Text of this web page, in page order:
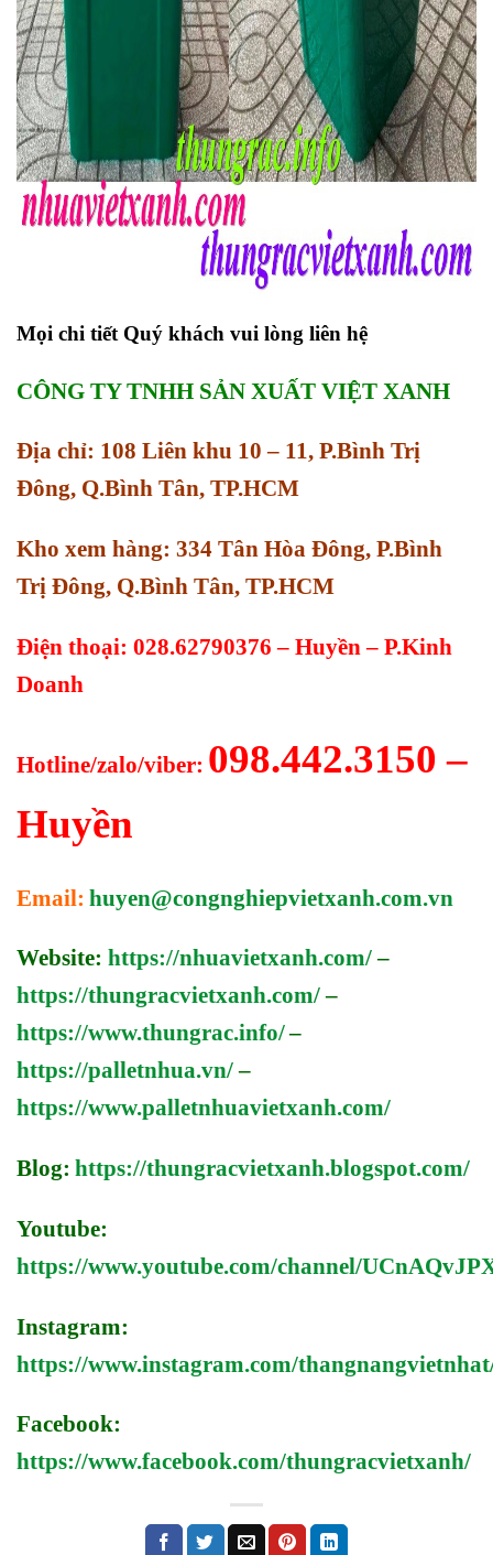
Mọi chi tiết Quý khách vui lòng liên hệ
CÔNG TY TNHH SẢN XUẤT VIỆT XANH
Địa chỉ: 108 Liên khu 10 – 11, P.Bình Trị
Đông, Q.Bình Tân, TP.HCM
Kho xem hàng: 334 Tân Hòa Đông, P.Bình
Trị Đông, Q.Bình Tân, TP.HCM
Điện thoại: 028.62790376 – Huyền – P.Kinh
Doanh
Hotline/zalo/viber: 098.442.3150 –
Huyền
Email: huyen@congnghiepvietxanh.com.vn
Website: https://nhuavietxanh.com/–
https://thungracvietxanh.com/–
https://www.thungrac.info/–
https://palletnhua.vn/–
https://www.palletnhuavietxanh.com/
Blog: https://thungracvietxanh.blogspot.com/
Youtube:
https://www.youtube.com/channel/
Instagram:
https://www.instagram.com/
Facebook:
https://www.facebook.com/thungracvietxanh/